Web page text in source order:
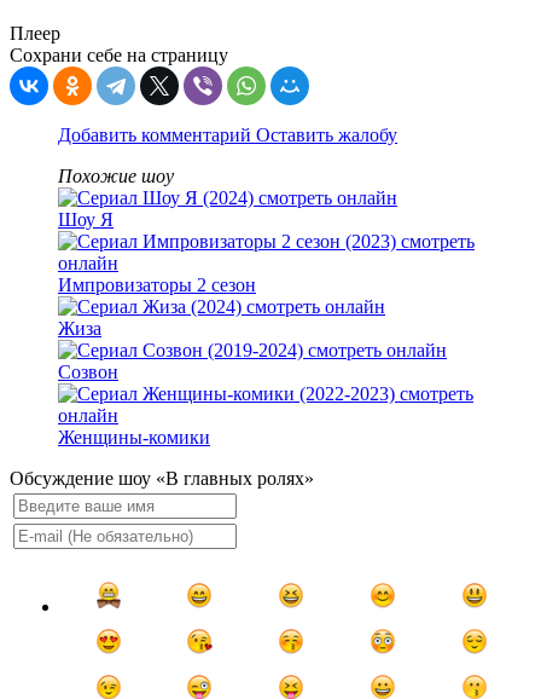
Плеер
Сохрани себе на страницу
Добавить комментарий Оставить жалобу
Похожие шоу
Шоу Я
Импровизаторы 2 сезон
Жиза
Созвон
Женщины-комики
Обсуждение шоу «В главных ролях»